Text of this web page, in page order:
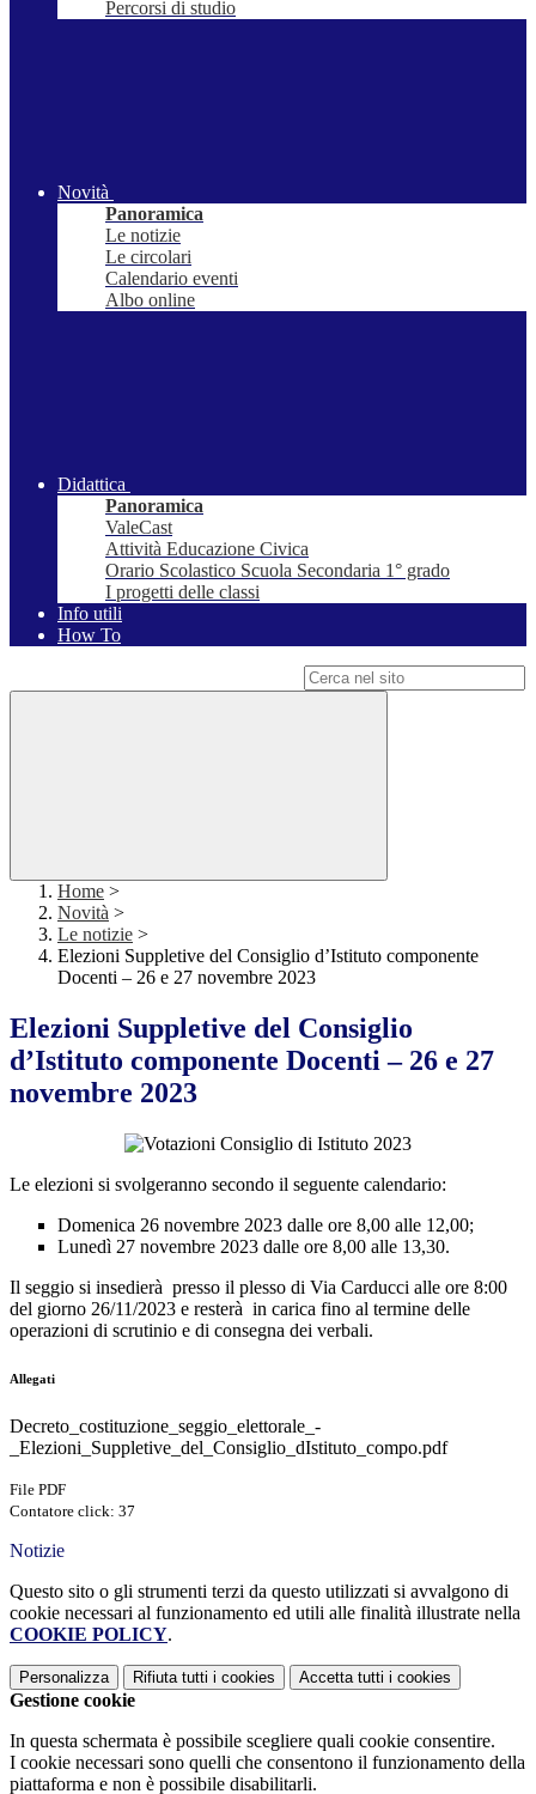
Percorsi di studio
Novità
Panoramica
Le notizie
Le circolari
Calendario eventi
Albo online
Didattica
Panoramica
ValeCast
Attività Educazione Civica
Orario Scolastico Scuola Secondaria 1° grado
I progetti delle classi
Info utili
How To
Home >
Novità >
Le notizie >
Elezioni Suppletive del Consiglio d’Istituto componente
Docenti – 26 e 27 novembre 2023
Elezioni Suppletive del Consiglio
d’Istituto componente Docenti – 26 e 27
novembre 2023
Le elezioni si svolgeranno secondo il seguente calendario:
Domenica 26 novembre 2023 dalle ore 8,00 alle 12,00;
Lunedì 27 novembre 2023 dalle ore 8,00 alle 13,30.
Il seggio si insedierà presso il plesso di Via Carducci alle ore 8:00
del giorno 26/11/2023 e resterà in carica fino al termine delle
operazioni di scrutinio e di consegna dei verbali.
Allegati
Decreto_costituzione_seggio_elettorale_-
_Elezioni_Suppletive_del_Consiglio_dIstituto_compo.pdf
File PDF
Contatore click: 37
Notizie
Questo sito o gli strumenti terzi da questo utilizzati si avvalgono di
cookie necessari al funzionamento ed utili alle finalità illustrate nella
COOKIE POLICY.
Personalizza Rifiuta tutti i cookies Accetta tutti i cookies
Gestione cookie
In questa schermata è possibile scegliere quali cookie consentire.
I cookie necessari sono quelli che consentono il funzionamento della
piattaforma e non è possibile disabilitarli.